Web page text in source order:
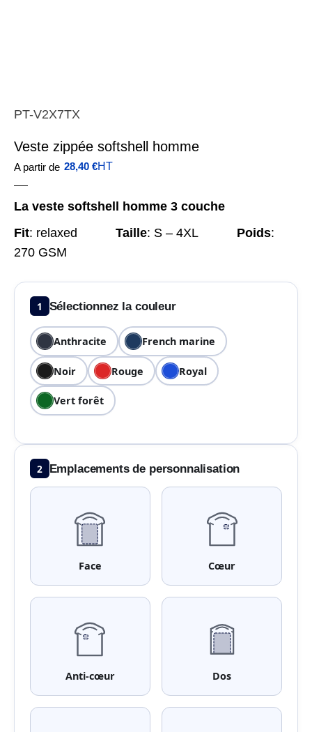
PT-V2X7TX
Veste zippée softshell homme
A partir de 28,40 €HT
La veste softshell homme 3 couche
Fit: relaxed Taille: S – 4XL Poids:
270 GSM
1 Sélectionnez la couleur
Anthracite French marine
Noir Rouge Royal
Vert forêt
2 Emplacements de personnalisation
Face Cœur
Anti-cœur Dos